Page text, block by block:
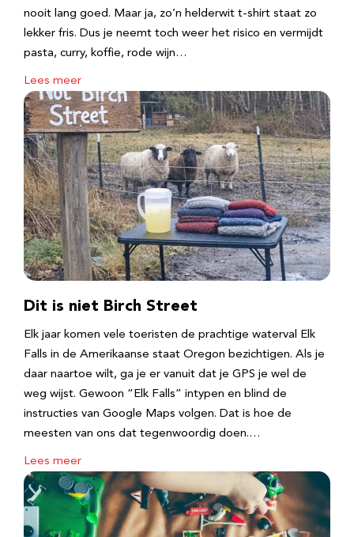
nooit lang goed. Maar ja, zo’n helderwit t-shirt staat zo
lekker fris. Dus je neemt toch weer het risico en vermijdt
pasta, curry, koffie, rode wijn…
Lees meer
Dit is niet Birch Street
Elk jaar komen vele toeristen de prachtige waterval Elk
Falls in de Amerikaanse staat Oregon bezichtigen. Als je
daar naartoe wilt, ga je er vanuit dat je GPS je wel de
weg wijst. Gewoon “Elk Falls” intypen en blind de
instructies van Google Maps volgen. Dat is hoe de
meesten van ons dat tegenwoordig doen.…
Lees meer